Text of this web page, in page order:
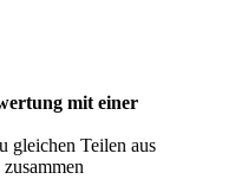
mit einer
gleichen Teilen aus